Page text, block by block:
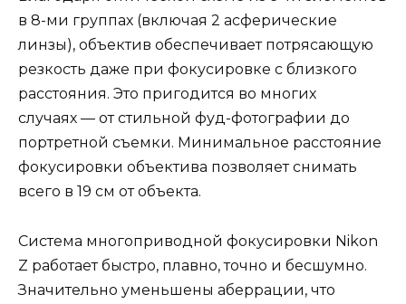
в 8-ми группах (включая 2 асферические
линзы), объектив обеспечивает потрясающую
резкость даже при фокусировке с близкого
расстояния. Это пригодится во многих
случаях — от стильной фуд-фотографии до
портретной съемки. Минимальное расстояние
фокусировки объектива позволяет снимать
всего в 19 см от объекта.
Система многоприводной фокусировки Nikon
Z работает быстро, плавно, точно и бесшумно.
Значительно уменьшены аберрации, что